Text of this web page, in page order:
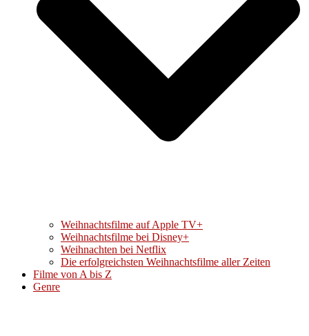
Weihnachtsfilme auf Apple TV+
Weihnachtsfilme bei Disney+
Weihnachten bei Netflix
Die erfolgreichsten Weihnachtsfilme aller Zeiten
Filme von A bis Z
Genre